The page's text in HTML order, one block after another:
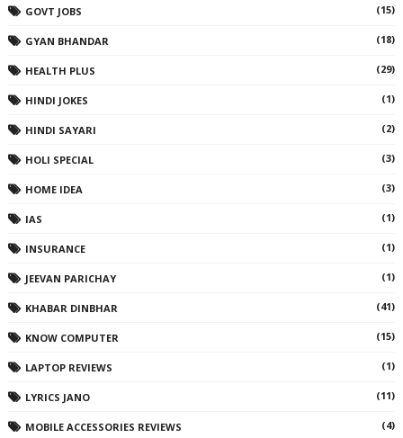
GOVT JOBS (15)
GYAN BHANDAR (18)
HEALTH PLUS (29)
HINDI JOKES (1)
HINDI SAYARI (2)
HOLI SPECIAL (3)
HOME IDEA (3)
IAS (1)
INSURANCE (1)
JEEVAN PARICHAY (1)
KHABAR DINBHAR (41)
KNOW COMPUTER (15)
LAPTOP REVIEWS (1)
LYRICS JANO (11)
MOBILE ACCESSORIES REVIEWS (4)